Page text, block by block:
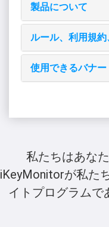
製品について
ルール、利用規約
使用できるバナー
私たちはあな
iKeyMonitorが私た
イトプログラムで